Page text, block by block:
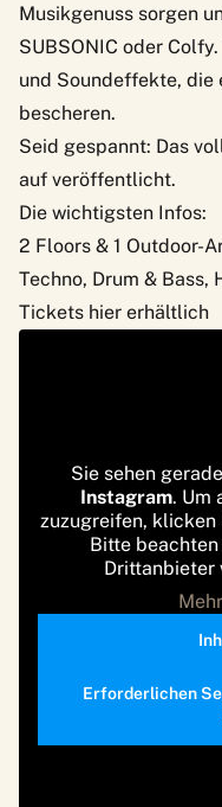
Musikgenuss sorgen
SUBSONIC oder Colfy
und Soundeffekte, die
bescheren.
Seid gespannt: Das
auf veröffentlicht.
Die wichtigsten Infos:
2 Floors & 1 Outdoor-
Techno, Drum & Bass,
Tickets hier erhältlich
Sie sehen
Instagram. Um
zuzugreifen, klicken
Bitte
Drittanbieter
Erforderlichen